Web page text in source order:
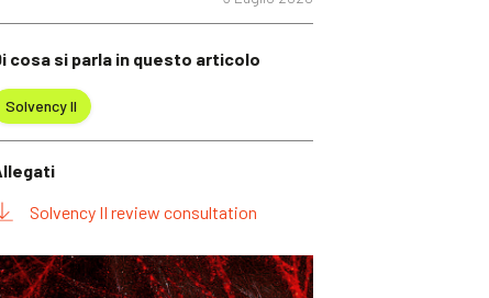
cosa si parla in questo articolo
Solvency II
Solvency II review consultation